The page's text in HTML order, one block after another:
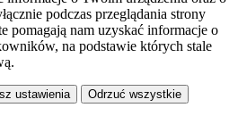
podczas przeglądania strony
nam uzyskać informacje o
na podstawie których stale